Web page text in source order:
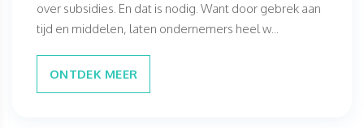
over subsidies. En dat is nodig. Want door gebrek aan
tijd en middelen, laten ondernemers heel w...
ONTDEK MEER